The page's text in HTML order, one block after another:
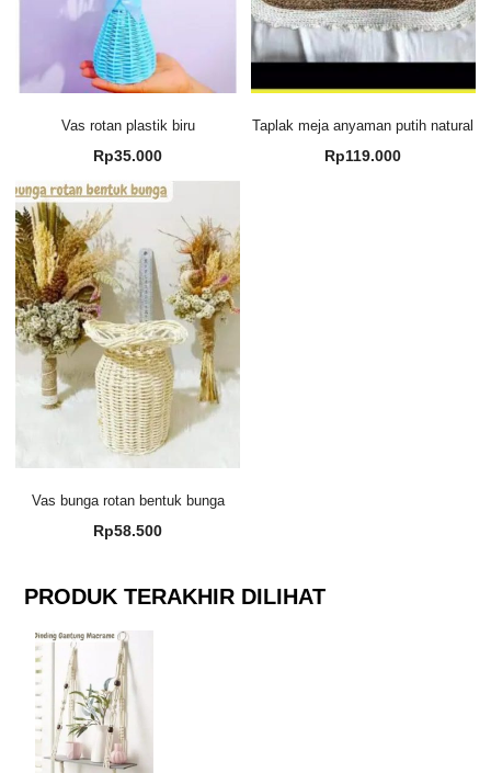
Vas rotan plastik biru
Rp35.000
Taplak meja anyaman putih natural
Rp119.000
Vas bunga rotan bentuk bunga
Rp58.500
PRODUK TERAKHIR DILIHAT